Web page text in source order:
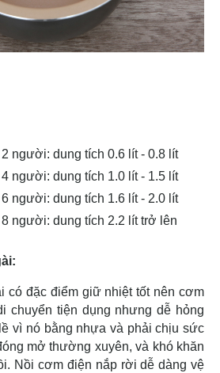
người: dung tích 0.6 lít - 0.8 lít
người: dung tích 1.0 lít - 1.5 lít
người: dung tích 1.6 lít - 2.0 lít
người: dung tích 2.2 lít trở lên
có đặc điểm giữ nhiệt tốt nên cơm
chuyển tiện dụng nhưng dễ hỏng
vì nó bằng nhựa và phải chịu sức
mở thường xuyên, và khó khăn
Nồi cơm điện nắp rời dễ dàng vệ